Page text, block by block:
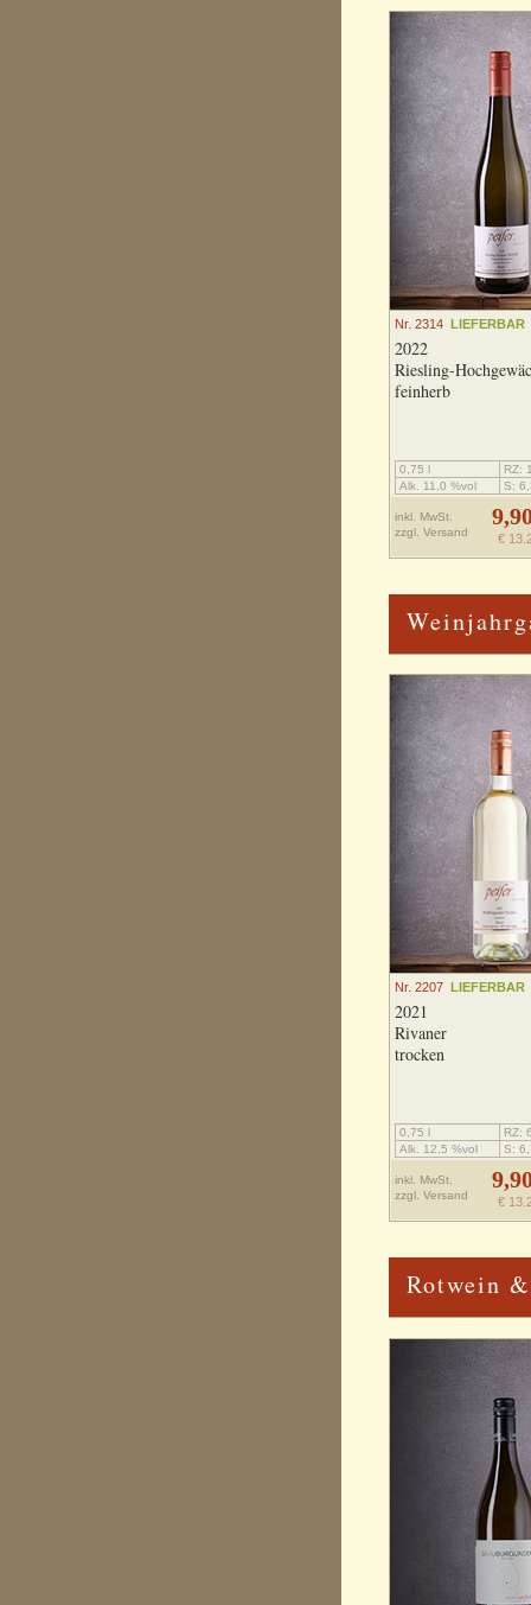
Nr. 2314 LIEFERBAR
2022
Riesling-
feinherb
0,75 l
RZ:
Alk. 11,0 %vol
S:
inkl. MwSt.
zzgl. Versand €
Nr. 2207 LIEFERBAR
2021
Rivaner
trocken
0,75 l
RZ:
Alk. 12,5 %vol
S:
inkl. MwSt.
zzgl. Versand €
Rotwein